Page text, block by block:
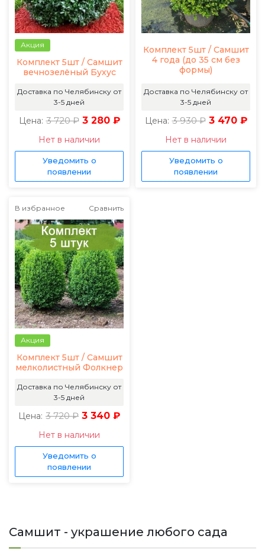
Акция
Комплект 5шт / Самшит
вечнозелёный Бухус
Доставка по Челябинску от
3-5 дней
Цена: 3 720 ₽ 3 280 ₽
Нет в наличии
Уведомить о
появлении
Комплект 5шт / Самшит
4 года (до 35 см без
формы)
Доставка по Челябинску от
3-5 дней
Цена: 3 930 ₽ 3 470 ₽
Нет в наличии
Уведомить о
появлении
В избранное Сравнить
Акция
Комплект 5шт / Самшит
мелколистный Фолкнер
Доставка по Челябинску от
3-5 дней
Цена: 3 720 ₽ 3 340 ₽
Нет в наличии
Уведомить о
появлении
Самшит - украшение любого сада